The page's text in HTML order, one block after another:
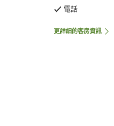
電話
更詳細的客房資訊